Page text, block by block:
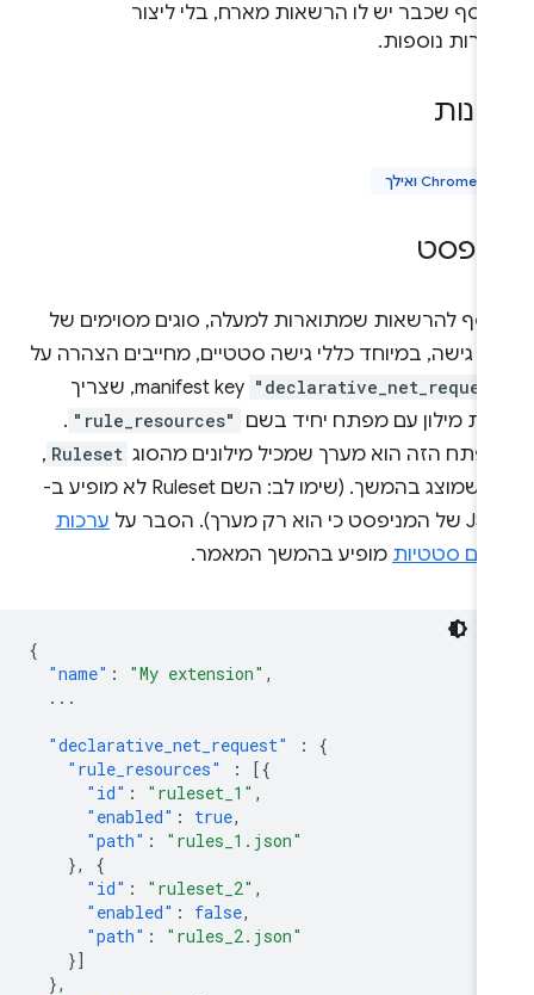
שכבר יש לו הרשאות מארח, בלי ליצור
נוספות.
Chrome 84 ואילך
להרשאות שמתוארות למעלה, סוגים מסוימים של
גישה, במיוחד כללי גישה סטטיים, מחייבים הצהרה על
manifest key, שצריך
מילון עם מפתח יחיד בשם "rule_resources"
.
הזה הוא מערך שמכיל מילונים מהסוג Ruleset
,
כמו שמוצג בהמשך. (שימו לב: השם Ruleset לא מופיע ב-
ערכות
סטטיותמופיע בהמשך המאמר.
"name": "My extension"
"declarative_net_request"
"rule_resources" :
"id": "ruleset_1"
"enabled": true
"path": "rules_1.json"
},
"id": "ruleset_2"
"enabled": false
"path": "rules_2.json"